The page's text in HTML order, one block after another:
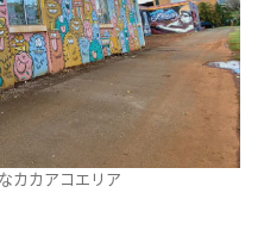
カカアコエリア